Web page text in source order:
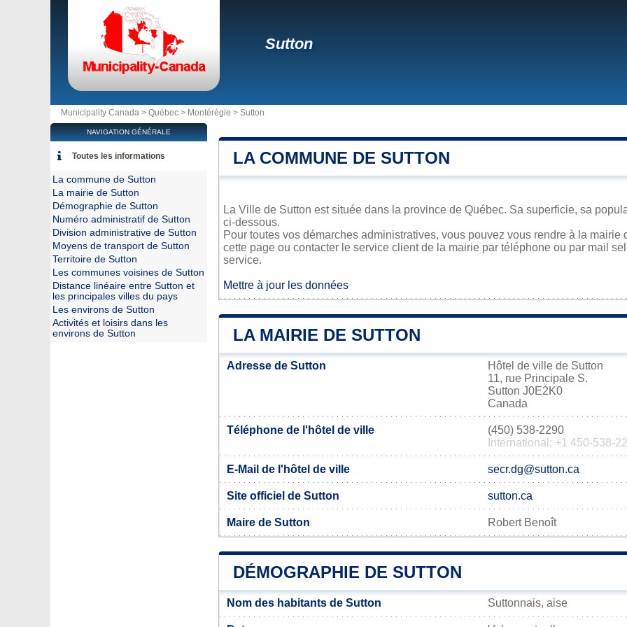
Sutton
Municipality Canada > Québec > Montérégie > Sutton
LA COMMUNE DE SUTTON
La Ville de Sutton est située dans la province de Québec. Sa superficie, sa
ci-dessous.
Pour toutes vos démarches administratives, vous pouvez vous rendre à la
cette page ou contacter le service client de la mairie par téléphone ou par mail
service.
Mettre à jour les données
LA MAIRIE DE SUTTON
Adresse de Sutton
Hôtel de ville de Sutton
11, rue Principale S.
Sutton J0E2K0
Canada
Téléphone de l'hôtel de ville
(450) 538-2290
International: +1 450-538-
E-Mail de l'hôtel de ville secr.dg@sutton.ca
Site officiel de Sutton sutton.ca
Maire de Sutton Robert Benoît
DÉMOGRAPHIE DE SUTTON
Nom des habitants de Sutton Suttonnais, aise
NAVIGATION GÉNÉRALE
Toutes les informations
La commune de Sutton
La mairie de Sutton
Démographie de Sutton
Numéro administratif de Sutton
Division administrative de Sutton
Moyens de transport de Sutton
Territoire de Sutton
Les communes voisines de Sutton
Distance linéaire entre Sutton et
les principales villes du pays
Les environs de Sutton
Activités et loisirs dans les
environs de Sutton